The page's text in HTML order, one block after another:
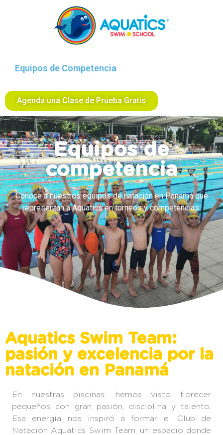
Equipos de Competencia
Agenda una Clase de Prueba Gratis
Equipos de
competencia
Conoce a nuestros equipos de natación en Panamá que
representan a Aquatics en torneos y competencias.
Aquatics Swim Team:
pasión y excelencia por la
natación en Panamá
En nuestras piscinas, hemos visto florecer
pequeños con gran pasión, disciplina y talento.
Esa energía nos inspiró a formar el Club de
Natación Aquatics Swim Team, un espacio donde